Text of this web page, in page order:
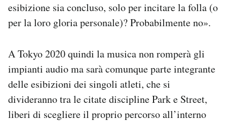
esibizione sia concluso, solo per incitare la folla (o
per la loro gloria personale)? Probabilmente no».
A Tokyo 2020 quindi la musica non romperà gli
impianti audio ma sarà comunque parte integrante
delle esibizioni dei singoli atleti, che si
divideranno tra le citate discipline Park e Street,
liberi di scegliere il proprio percorso all’interno